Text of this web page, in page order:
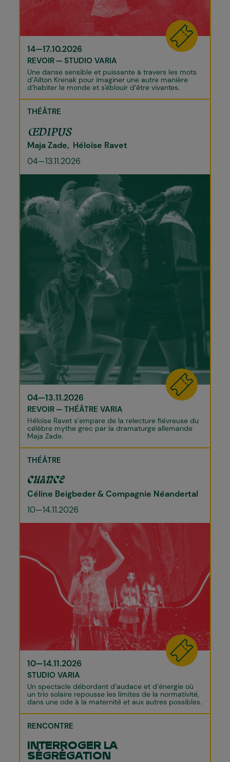
14—17.10.2026
REVOIR STUDIO VARIA
Une danse sensible et puissante à travers les mots
d’Ailton Krenak pour imaginer une autre manière
d’habiter le monde et s'éblouir d’être vivant·es.
THÉÂTRE
ŒDIPUS
Maja Zade
Héloïse Ravet
04—13.11.2026
04—13.11.2026
REVOIR THÉÂTRE VARIA
Héloïse Ravet s’empare de la relecture fiévreuse du
célèbre mythe grec par la dramaturge allemande
Maja Zade.
THÉÂTRE
CHANCE
Céline Beigbeder & Compagnie Néandertal
10—14.11.2026
10—14.11.2026
STUDIO VARIA
Un spectacle débordant d’audace et d’énergie où
un trio solaire repousse les limites de la normativité,
dans une ode à la maternité et aux autres possibles.
RENCONTRE
INTERROGER LA
SÉGRÉGATION